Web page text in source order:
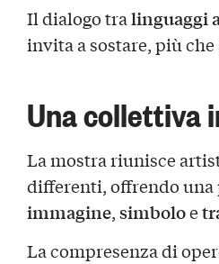
Il dialogo tralinguaggi
invita a sostare, più
Una collettiva
La mostra riunisce
differenti, offrendo
immagine,simboloe
La compresenza di